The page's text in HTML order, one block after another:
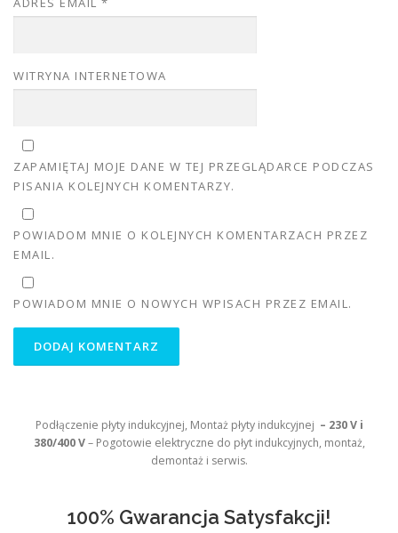
WITRYNA INTERNETOWA
ZAPAMIĘTAJ MOJE DANE W TEJ PRZEGLĄDARCE PODCZAS
PISANIA KOLEJNYCH KOMENTARZY.
POWIADOM MNIE O KOLEJNYCH KOMENTARZACH PRZEZ
EMAIL.
POWIADOM MNIE O NOWYCH WPISACH PRZEZ EMAIL.
Podłączenie płyty indukcyjnej, Montaż płyty indukcyjnej – 230 V i
380/400 V– Pogotowie elektryczne do płyt indukcyjnych, montaż,
demontaż i serwis.
100% Gwarancja Satysfakcji!